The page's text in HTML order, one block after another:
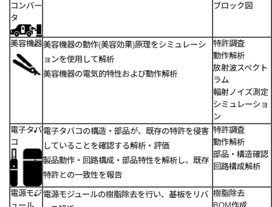
コンバー
タ
ブロック図
美容機器美容機器の動作(美容効果)原理をシミュレーシ
ョンを使用して解析
美容機器の電気的特性および動作解析
特許調査
動作解析
放射波スペクト
ラム
輻射ノイズ測定
シミュレーショ
ン
電子タバ
コ
電子タバコの構造・部品が、既存の特許を侵害
していることを確認する解析・評価
製品動作・回路構成・部品特性を解析し、既存
特許との一致性を報告
特許調査
動作解析
部品・構造確認
回路構成解析
電源モジ 電源モジュールの樹脂除去を行い、基板をリバ 樹脂除去